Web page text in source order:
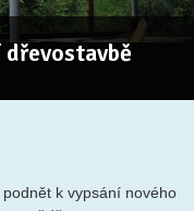
k vypsání nového